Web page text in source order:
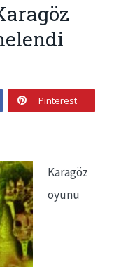
Pinterest
Karagöz
oyunu